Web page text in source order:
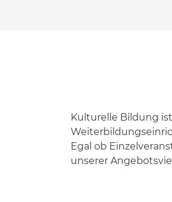
Kulturelle Bildung
Egal ob
unserer